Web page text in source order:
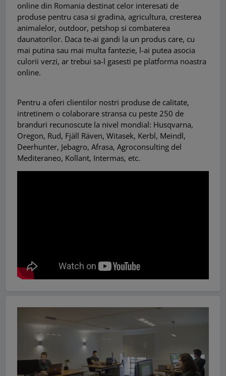
online din Romania destinat celor interesati de
produse pentru casa si gradina, agricultura, cresterea
animalelor, outdoor, petshop si combaterea
daunatorilor. Daca te-ai gandi la un produs care, cu
mai putina sau mai multa fantezie, l-ai putea asocia
culorii verzi, ar trebui sa-l gasesti pe platforma noastra
online.
Pentru a oferi clientilor nostri produse de calitate,
intretinem o colaborare stransa cu peste 250 de
branduri recunoscute la nivel mondial: Husqvarna,
Oregon, Rud, Fjäll Räven, Witasek, Kerbl, Meindl,
Deerhunter, Jebagro, Afrasa, Agroconsulting del
Mediteraneo, Kollant, Intermas, etc.